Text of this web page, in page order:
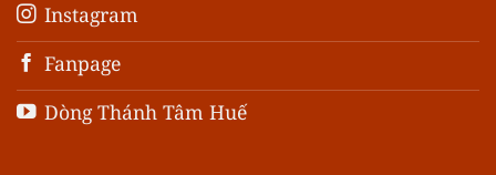
Instagram
Fanpage
Dòng Thánh Tâm Huế